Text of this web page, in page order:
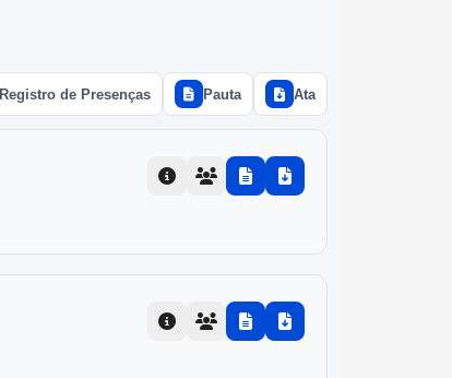
Registro de Presenças Pauta Ata